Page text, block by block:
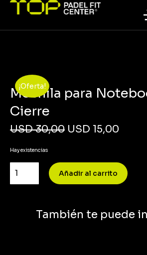
¡Oferta!
Mochila para
Cierre
USD30,00 USD 15,00
Hay existencias
Añadir al carrito
También te puede